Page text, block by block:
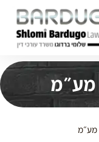
מע״מ
מע״מ